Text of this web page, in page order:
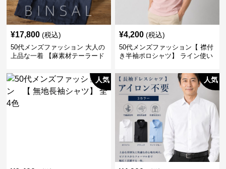
¥17,800 (税込)
50代メンズファッション 大人の
上品な一着 【麻素材テーラード
¥4,200 (税込)
50代メンズファッション【 襟付
き半袖ポロシャツ】 ライン使い
人気 人気